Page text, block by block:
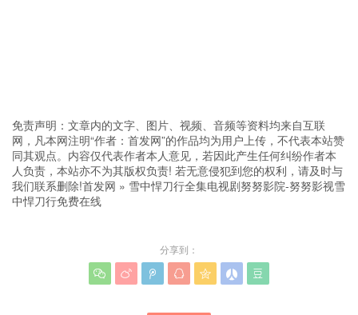
免责声明：文章内的文字、图片、视频、音频等资料均来自互联
网，凡本网注明“作者：首发网”的作品均为用户上传，不代表本站赞
同其观点。内容仅代表作者本人意见，若因此产生任何纠纷作者本
人负责，本站亦不为其版权负责! 若无意侵犯到您的权利，请及时与
我们联系删除!首发网 » 雪中悍刀行全集电视剧努努影院-努努影视雪
中悍刀行免费在线
分享到：
      